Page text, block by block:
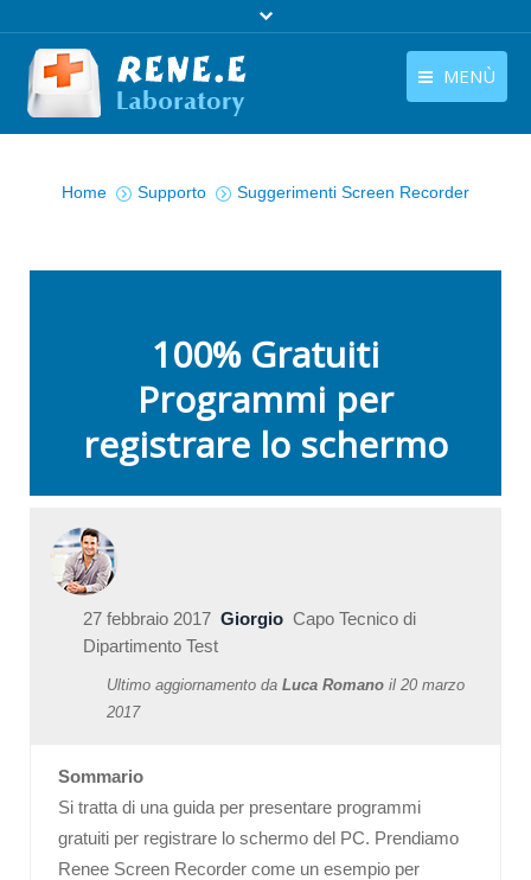
MENÙ
languages switcher
Guida
Home Supporto Suggerimenti Screen Recorder
100% Gratuiti
Programmi per
registrare lo schermo
27 febbraio 2017 Giorgio Capo Tecnico di
Dipartimento Test
Ultimo aggiornamento da Luca Romano il 20 marzo
2017
Sommario
Si tratta di una guida per presentare programmi
gratuiti per registrare lo schermo del PC. Prendiamo
Renee Screen Recorder come un esempio per